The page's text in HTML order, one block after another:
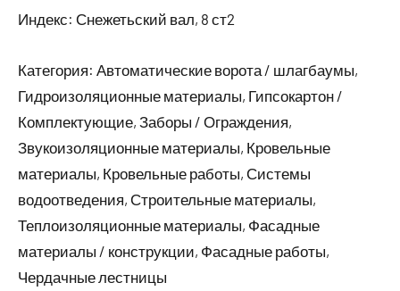
Индекс: Снежетьский вал, 8 ст2
Категория: Автоматические ворота / шлагбаумы,
Гидроизоляционные материалы, Гипсокартон /
Комплектующие, Заборы / Ограждения,
Звукоизоляционные материалы, Кровельные
материалы, Кровельные работы, Системы
водоотведения, Строительные материалы,
Теплоизоляционные материалы, Фасадные
материалы / конструкции, Фасадные работы,
Чердачные лестницы